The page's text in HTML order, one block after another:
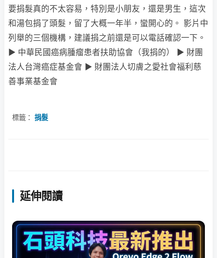
要捐髮真的不太容易，特別是小朋友，還是男生，這次
和湯包捐了頭髮，留了大概一年半，蠻開心的。 影片中
列舉的三個機構，建議捐之前還是可以電話確認一下。
► 中華民國癌病腫瘤患者扶助協會（我捐的） ► 財團
法人台灣癌症基金會 ► 財團法人切膚之愛社會福利慈
善事業基金會
標籤： 捐髮
延伸閱讀